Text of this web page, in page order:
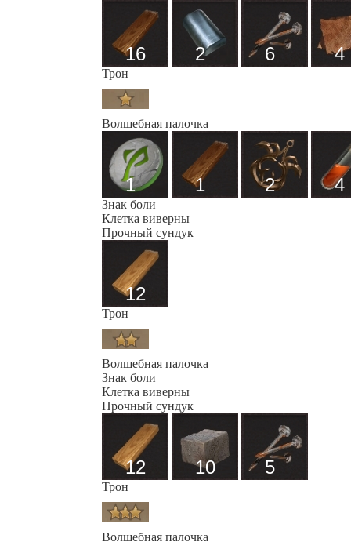
16 2 6 4
Трон
Волшебная палочка
1 1 2 4
Знак боли
Клетка виверны
Прочный сундук
12
Трон
Волшебная палочка
Знак боли
Клетка виверны
Прочный сундук
12 10 5
Трон
Волшебная палочка